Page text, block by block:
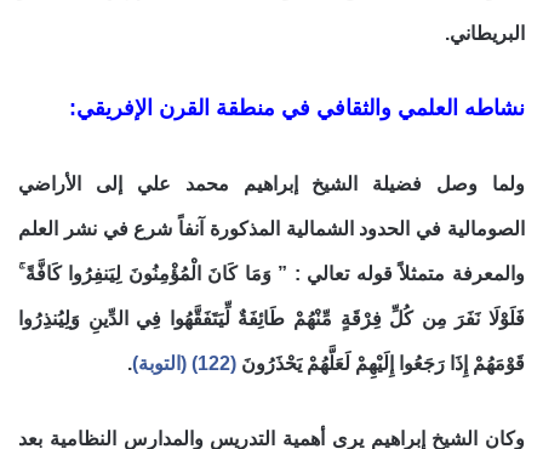
البريطاني.
نشاطه العلمي والثقافي في منطقة القرن الإفريقي:
ولما وصل فضيلة الشيخ إبراهيم محمد علي إلى الأراضي
الصومالية في الحدود الشمالية المذكورة آنفاً شرع في نشر العلم
والمعرفة متمثلاً قوله تعالي : ” وَمَا كَانَ الْمُؤْمِنُونَ لِيَنفِرُوا كَافَّةً ۚ
فَلَوْلَا نَفَرَ مِن كُلِّ فِرْقَةٍ مِّنْهُمْ طَائِفَةٌ لِّيَتَفَقَّهُوا فِي الدِّينِ وَلِيُنذِرُوا
قَوْمَهُمْ إِذَا رَجَعُوا إِلَيْهِمْ لَعَلَّهُمْ يَحْذَرُونَ (122) (التوبة) .
وكان الشيخ إبراهيم يرى أهمية التدريس والمدارس النظامية بعد